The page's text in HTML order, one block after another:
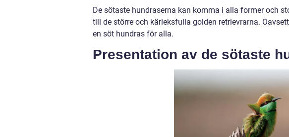
De sötaste hundraserna kan komma i alla former och
till de större och kärleksfulla golden retrievrarna.
en söt hundras för alla.
Presentation av de sötaste